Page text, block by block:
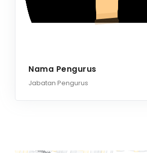
Nama Pengurus
Jabatan Pengurus